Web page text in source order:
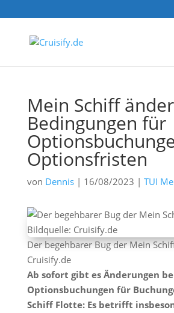
Mein Schiff
Bedingungen für
Optionsfristen
von Dennis| 16/08/2023 | TUI
Der begehbarer Bug der Mein
Cruisify.de
Ab sofort gibt es Änderungen
Optionsbuchungen für
Schiff Flotte: Es betrifft